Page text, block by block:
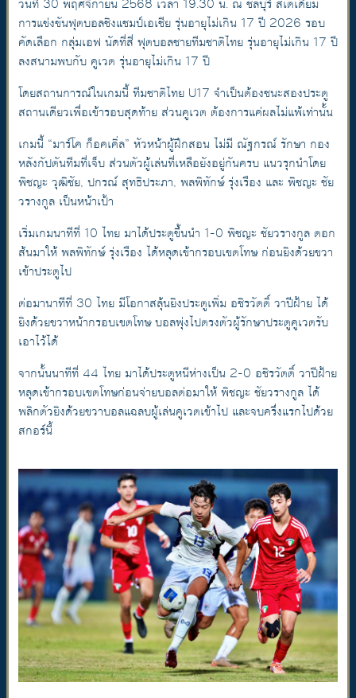
วันที่ 30 พฤศจิกายน 2568 เวลา 19.30 น. ณ ชลบุรี สเตเดียม
การแข่งขันฟุตบอลชิงแชมป์เอเชีย รุ่นอายุไม่เกิน 17 ปี 2026 รอบ
คัดเลือก กลุ่มเอฟ นัดที่สี่ ฟุตบอลชายทีมชาติไทย รุ่นอายุไม่เกิน 17 ปี
ลงสนามพบกับ คูเวต รุ่นอายุไม่เกิน 17 ปี
โดยสถานการณ์ในเกมนี้ ทีมชาติไทย U17 จำเป็นต้องชนะสองประตู
สถานเดียวเพื่อเข้ารอบสุดท้าย ส่วนคูเวต ต้องการแค่ผลไม่แพ้เท่านั้น
เกมนี้ “มาร์โค ก็อคเคิ่ล” หัวหน้าผู้ฝึกสอน ไม่มี ณัฐกรณ์ รักษา กอง
หลังกัปตันทีมที่เจ็บ ส่วนตัวผู้เล่นที่เหลือยังอยู่กันครบ แนวรุกนำโดย
พิชญะ วุฒิชัย, ปกรณ์ สุทธิประภา, พลพิทักษ์ รุ่งเรือง และ พิชญะ ชัย
วรางกูล เป็นหน้าเป้า
เริ่มเกมนาทีที่ 10 ไทย มาได้ประตูขึ้นนำ 1-0 พิชญะ ชัยวรางกูล ตอก
ส้นมาให้ พลพิทักษ์ รุ่งเรือง ได้หลุดเข้ากรอบเขตโทษ ก่อนยิงด้วยขวา
เข้าประตูไป
ต่อมานาทีที่ 30 ไทย มีโอกาสลุ้นยิงประตูเพิ่ม อชิรวัตติ์ วาปีฝ้าย ได้
ยิงด้วยขวาหน้ากรอบเขตโทษ บอลพุ่งไปตรงตัวผู้รักษาประตูคูเวตรับ
เอาไว้ได้
จากนั้นนาทีที่ 44 ไทย มาได้ประตูหนีห่างเป็น 2-0 อชิรวัตติ์ วาปีฝ้าย
หลุดเข้ากรอบเขตโทษก่อนจ่ายบอลต่อมาให้ พิชญะ ชัยวรางกูล ได้
พลิกตัวยิงด้วยขวาบอลแฉลบผู้เล่นคูเวตเข้าไป และจบครึ่งแรกไปด้วย
สกอร์นี้